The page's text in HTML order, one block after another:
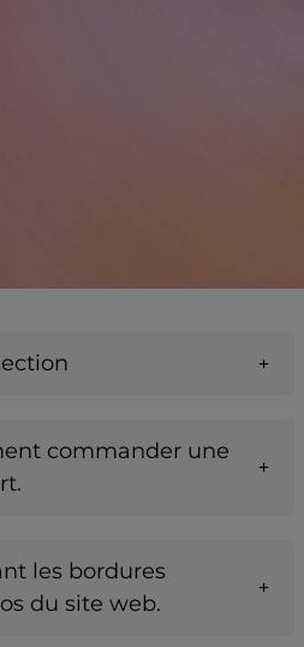
commander une
les bordures
du site web.